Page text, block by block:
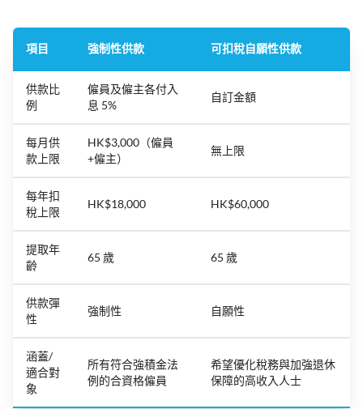
項目 強制性供款 可扣稅自願性供款
供款比
例
僱員及僱主各付入
息 5%
自訂金額
每月供
款上限
HK$3,000（僱員
+僱主）
無上限
每年扣
稅上限
HK$18,000 HK$60,000
提取年
齡
65 歲 65 歲
供款彈
性
強制性 自願性
涵蓋/
適合對
象
所有符合強積金法
例的合資格僱員
希望優化稅務與加強退休
保障的高收入人士